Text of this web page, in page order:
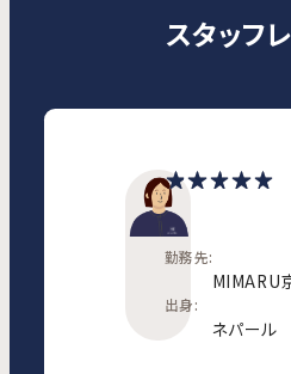
スタッフ
勤務先:
MIMARU
出身:
ネパール